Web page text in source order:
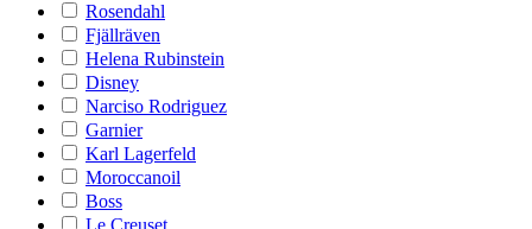
Rosendahl
Fjällräven
Helena Rubinstein
Disney
Narciso Rodriguez
Garnier
Karl Lagerfeld
Moroccanoil
Boss
Le Creuset